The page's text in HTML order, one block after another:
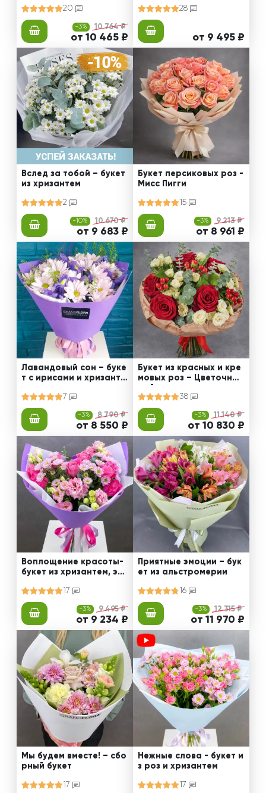
20
-3% 10 764 ₽
от 10 465 ₽
28
от 9 495 ₽
Вслед за тобой – букет
из хризантем
2
-10% 10 670 ₽
от 9 683 ₽
Букет персиковых роз -
Мисс Пигги
15
-3% 9 213 ₽
от 8 961 ₽
Лавандовый сон – буке
т с ирисами и хризанте
7
-3% 8 790 ₽
от 8 550 ₽
Букет из красных и кре
мовых роз – Цветочный
38
-3% 11 140 ₽
от 10 830 ₽
Воплощение красоты-
букет из хризантем, эус
17
-3% 9 495 ₽
от 9 234 ₽
Приятные эмоции – бук
ет из альстромерии
16
-3% 12 315 ₽
от 11 970 ₽
Мы будем вместе! – сбо
рный букет
17
Нежные слова - букет и
з роз и хризантем
17